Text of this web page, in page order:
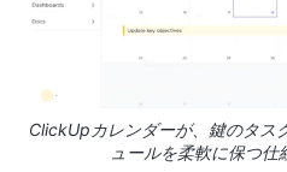
ClickUpカレンダーが、鍵のタス
ュールを柔軟に保つ